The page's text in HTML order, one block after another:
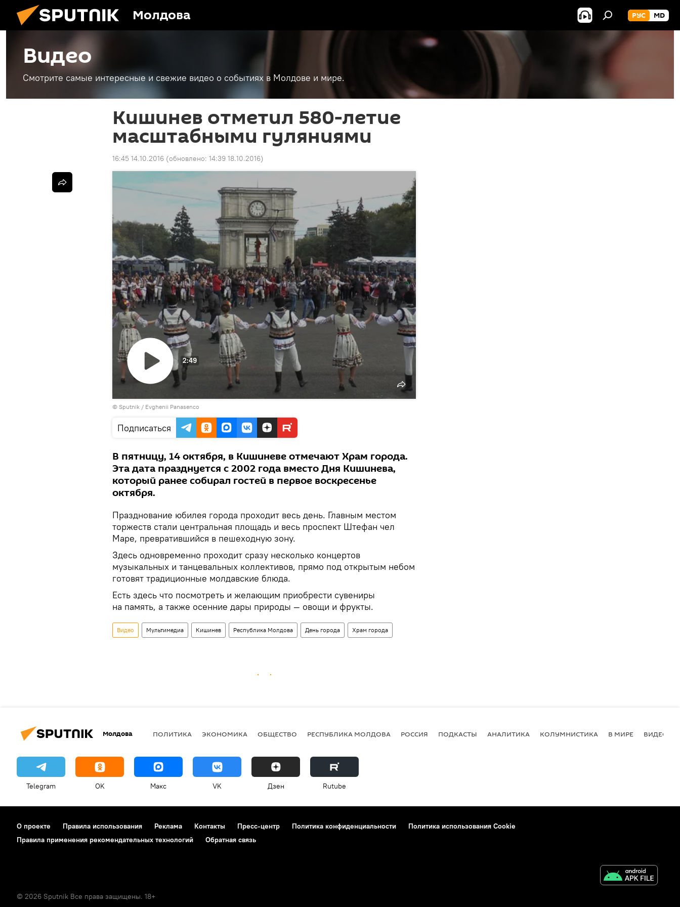
Молдова РУС MD
Видео
Смотрите самые интересные и свежие видео о событиях в Молдове и мире.
Кишинев отметил 580-летие
масштабными гуляниями
16:45 14.10.2016 (обновлено: 14:39 18.10.2016)
Воспроизвести
видео
2:49
© Sputnik / Evghenii Panasenco
Подписаться
В пятницу, 14 октября, в Кишиневе отмечают Храм города.
Эта дата празднуется с 2002 года вместо Дня Кишинева,
который ранее собирал гостей в первое воскресенье
октября.
Празднование юбилея города проходит весь день. Главным местом
торжеств стали центральная площадь и весь проспект Штефан чел
Маре, превратившийся в пешеходную зону.
Здесь одновременно проходит сразу несколько концертов
музыкальных и танцевальных коллективов, прямо под открытым небом
готовят традиционные молдавские блюда.
Есть здесь что посмотреть и желающим приобрести сувениры
на память, а также осенние дары природы — овощи и фрукты.
Видео Мультимедиа Кишинев Республика Молдова День города Храм города
Молдова ПОЛИТИКА ЭКОНОМИКА ОБЩЕСТВО РЕСПУБЛИКА МОЛДОВА РОССИЯ ПОДКАСТЫ АНАЛИТИКА КОЛУМНИСТИКА В МИРЕ ВИДЕО
Telegram OK Макс VK Дзен Rutube
О проекте Правила использования Реклама Контакты Пресс-центр Политика конфиденциальности
Политика использования Cookie
Правила применения рекомендательных технологий
Обратная связь
© 2026 Sputnik Все права защищены. 18+